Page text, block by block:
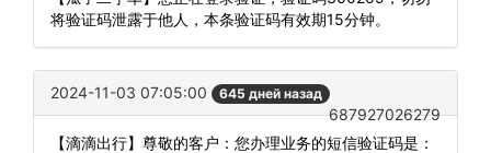
将验证码泄露于他人，本条验证码有效期15分钟。
2024-11-03 07:05:00 645 дней назад
687927026279
【滴滴出行】尊敬的客户：您办理业务的短信验证码是：